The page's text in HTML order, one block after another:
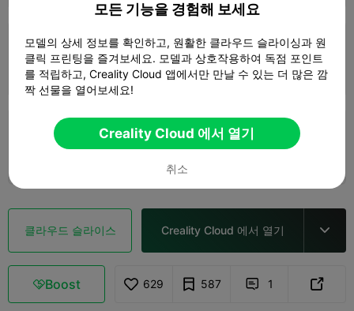
0.2mm layer, 2 walls, 15% infill
 02h 48m  1 플레이트  101.62g
0.2mm layer, 2 walls, 15% infill
클라우드 슬라이스 Creality Cloud 에서 열기 
Boost 629 587  1 
모든 기능을 경험해 보세요
모델의 상세 정보를 확인하고, 원활한 클라우드 슬라이싱과 원
클릭 프린팅을 즐겨보세요. 모델과 상호작용하여 독점 포인트
를 적립하고, Creality Cloud 앱에서만 만날 수 있는 더 많은 깜
짝 선물을 열어보세요!
Creality Cloud 에서 열기
취소